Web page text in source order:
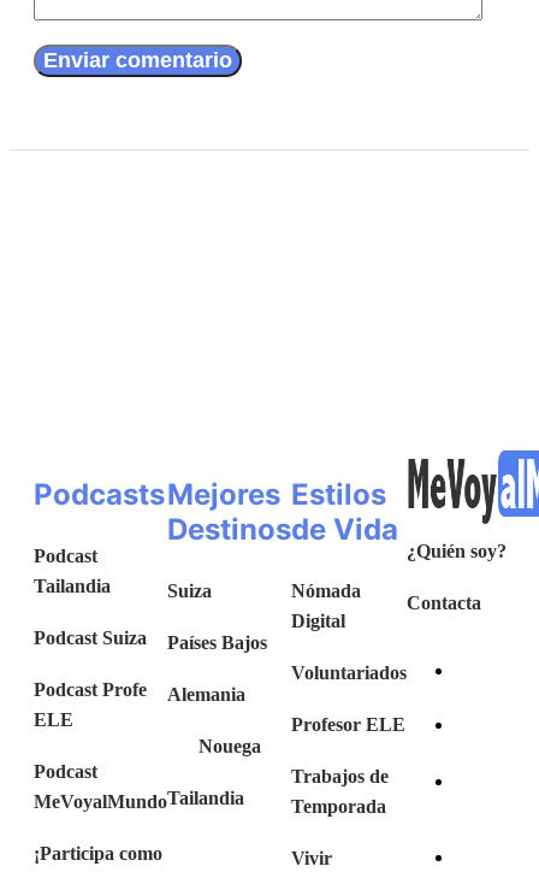
Podcasts
Podcast
Tailandia
Podcast Suiza
Podcast Profe
ELE
Podcast
MeVoyalMundo
¡Participa como
Mejores
Destinos
Suiza
Países Bajos
Alemania
Nouega
Tailandia
Estilos
de Vida
Nómada
Digital
Voluntariados
Profesor ELE
Trabajos de
Temporada
Vivir
¿Quién soy?
Contacta